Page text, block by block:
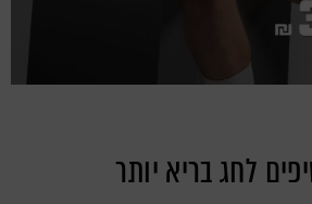
לחג בריא יותר